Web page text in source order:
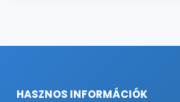
HASZNOS INFORMÁCIÓK